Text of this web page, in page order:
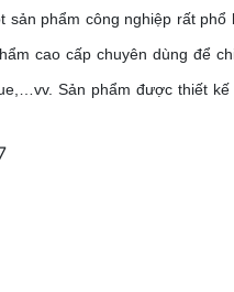
sản phẩm công nghiệp rất
cao cấp chuyên dùng để
Sản phẩm được thiết